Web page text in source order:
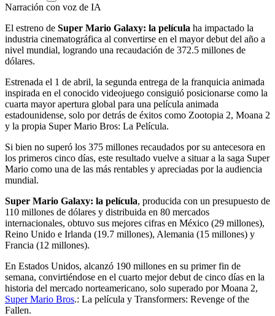
Narración con voz de IA
El estreno de Super Mario Galaxy: la película ha impactado la
industria cinematográfica al convertirse en el mayor debut del año a
nivel mundial, logrando una recaudación de 372.5 millones de
dólares.
Estrenada el 1 de abril, la segunda entrega de la franquicia animada
inspirada en el conocido videojuego consiguió posicionarse como la
cuarta mayor apertura global para una película animada
estadounidense, solo por detrás de éxitos como Zootopia 2, Moana 2
y la propia Super Mario Bros: La Película.
Si bien no superó los 375 millones recaudados por su antecesora en
los primeros cinco días, este resultado vuelve a situar a la saga Super
Mario como una de las más rentables y apreciadas por la audiencia
mundial.
Super Mario Galaxy: la película, producida con un presupuesto de
110 millones de dólares y distribuida en 80 mercados
internacionales, obtuvo sus mejores cifras en México (29 millones),
Reino Unido e Irlanda (19.7 millones), Alemania (15 millones) y
Francia (12 millones).
En Estados Unidos, alcanzó 190 millones en su primer fin de
semana, convirtiéndose en el cuarto mejor debut de cinco días en la
historia del mercado norteamericano, solo superado por Moana 2,
Super Mario Bros.: La película y Transformers: Revenge of the
Fallen.